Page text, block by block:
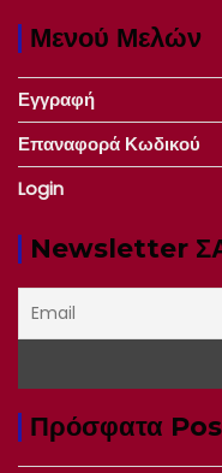
Μενού Μελών
Εγγραφή
Επαναφορά Κωδικού
Login
Newsletter
Πρόσφατα